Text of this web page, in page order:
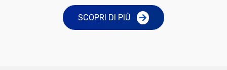
SCOPRI DI PIÙ